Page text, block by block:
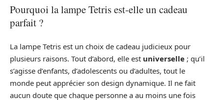
Pourquoi la lampe Tetris est-elle un cadeau
parfait ?
La lampe Tetris est un choix de cadeau judicieux pour
plusieurs raisons. Tout d’abord, elle est universelle ; qu’il
s’agisse d’enfants, d’adolescents ou d’adultes, tout le
monde peut apprécier son design dynamique. Il ne fait
aucun doute que chaque personne a au moins une fois